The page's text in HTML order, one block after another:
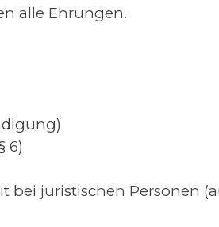
alle Ehrungen.
6)
bei juristischen Personen